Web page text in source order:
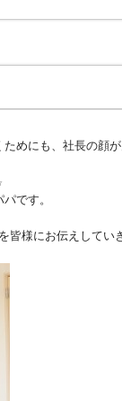
めにも、社長の顔
です。
皆様にお伝えしてい